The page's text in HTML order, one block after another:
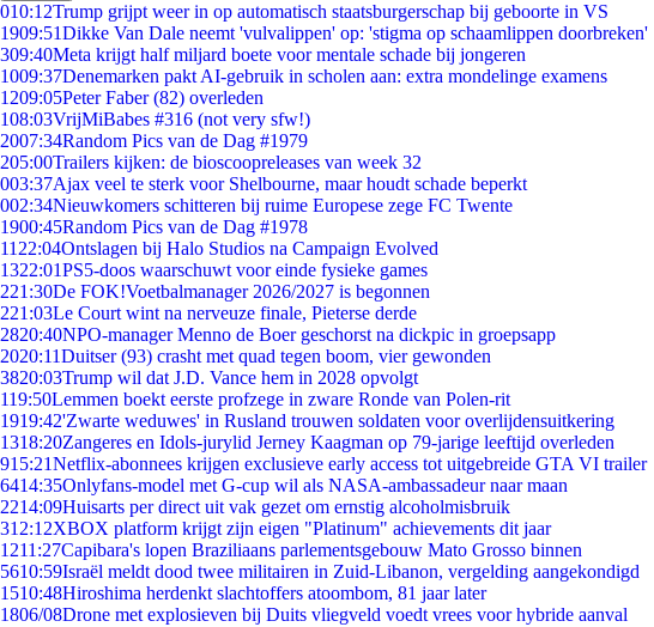
010:12Trump grijpt weer in op automatisch staatsburgerschap bij geboorte in VS
1909:51Dikke Van Dale neemt 'vulvalippen' op: 'stigma op schaamlippen doorbreken'
309:40Meta krijgt half miljard boete voor mentale schade bij jongeren
1009:37Denemarken pakt AI-gebruik in scholen aan: extra mondelinge examens
1209:05Peter Faber (82) overleden
108:03VrijMiBabes #316 (not very sfw!)
2007:34Random Pics van de Dag #1979
205:00Trailers kijken: de bioscoopreleases van week 32
003:37Ajax veel te sterk voor Shelbourne, maar houdt schade beperkt
002:34Nieuwkomers schitteren bij ruime Europese zege FC Twente
1900:45Random Pics van de Dag #1978
11 22:04Ontslagen bij Halo Studios na Campaign Evolved
1322:01PS5-doos waarschuwt voor einde fysieke games
221:30De FOK!Voetbalmanager 2026/2027 is begonnen
221:03Le Court wint na nerveuze finale, Pieterse derde
2820:40NPO-manager Menno de Boer geschorst na dickpic in groepsapp
2020:11Duitser (93) crasht met quad tegen boom, vier gewonden
3820:03Trump wil dat J.D. Vance hem in 2028 opvolgt
119:50Lemmen boekt eerste profzege in zware Ronde van Polen-rit
1919:42'Zwarte weduwes' in Rusland trouwen soldaten voor overlijdensuitkering
1318:20Zangeres en Idols-jurylid Jerney Kaagman op 79-jarige leeftijd overleden
915:21Netflix-abonnees krijgen exclusieve early access tot uitgebreide GTA VI trailer
6414:35Onlyfans-model met G-cup wil als NASA-ambassadeur naar maan
2214:09Huisarts per direct uit vak gezet om ernstig alcoholmisbruik
312:12XBOX platform krijgt zijn eigen "Platinum" achievements dit jaar
1211:27Capibara's lopen Braziliaans parlementsgebouw Mato Grosso binnen
5610:59Israël meldt dood twee militairen in Zuid-Libanon, vergelding aangekondigd
1510:48Hiroshima herdenkt slachtoffers atoombom, 81 jaar later
1806/08Drone met explosieven bij Duits vliegveld voedt vrees voor hybride aanval